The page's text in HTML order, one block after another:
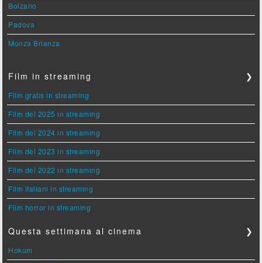
Bolzano
Padova
Monza Brianza
Film in streaming ❯
Film gratis in streaming
Film del 2025 in streaming
Film del 2024 in streaming
Film del 2023 in streaming
Film del 2022 in streaming
Film italiani in streaming
Film horror in streaming
Questa settimana al cinema ❯
Hokum